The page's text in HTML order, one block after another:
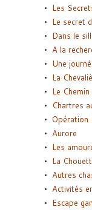
Les
Le secret
Dans le
A la
Une
La
Le
Chartres
Opération
Aurore
Les
La
Autres
Activités
Escape